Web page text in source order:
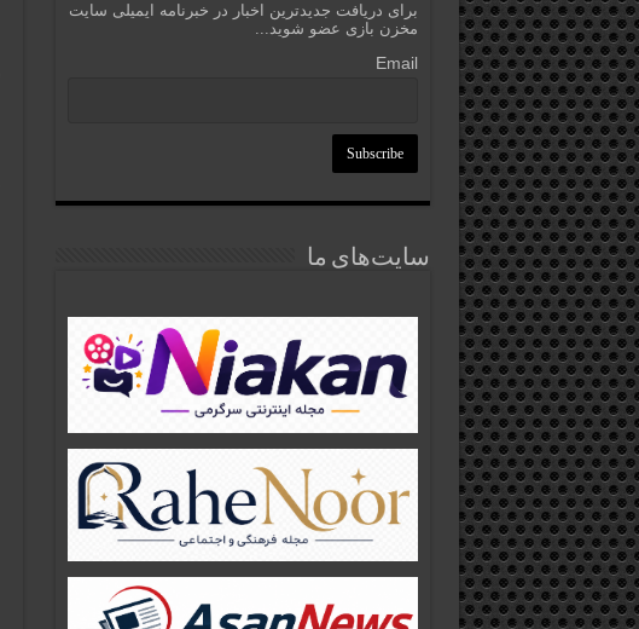
برای دریافت جدیدترین اخبار در خبرنامه ایمیلی سایت
مخزن بازی عضو شوید...
Email
سایت‌های ما